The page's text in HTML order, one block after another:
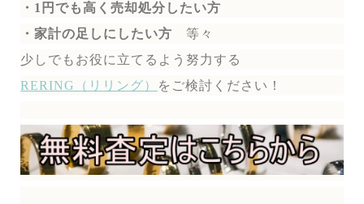
・1円でも高く売却処分したい方
・家計の足しにしたい方 等々
少しでもお役に立てるよう努力する
RERING（リリング）
を ご検討ください！